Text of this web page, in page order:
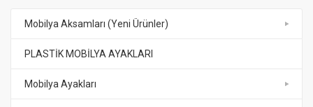
Mobilya Aksamları (Yeni Ürünler)
PLASTİK MOBİLYA AYAKLARI
Mobilya Ayakları